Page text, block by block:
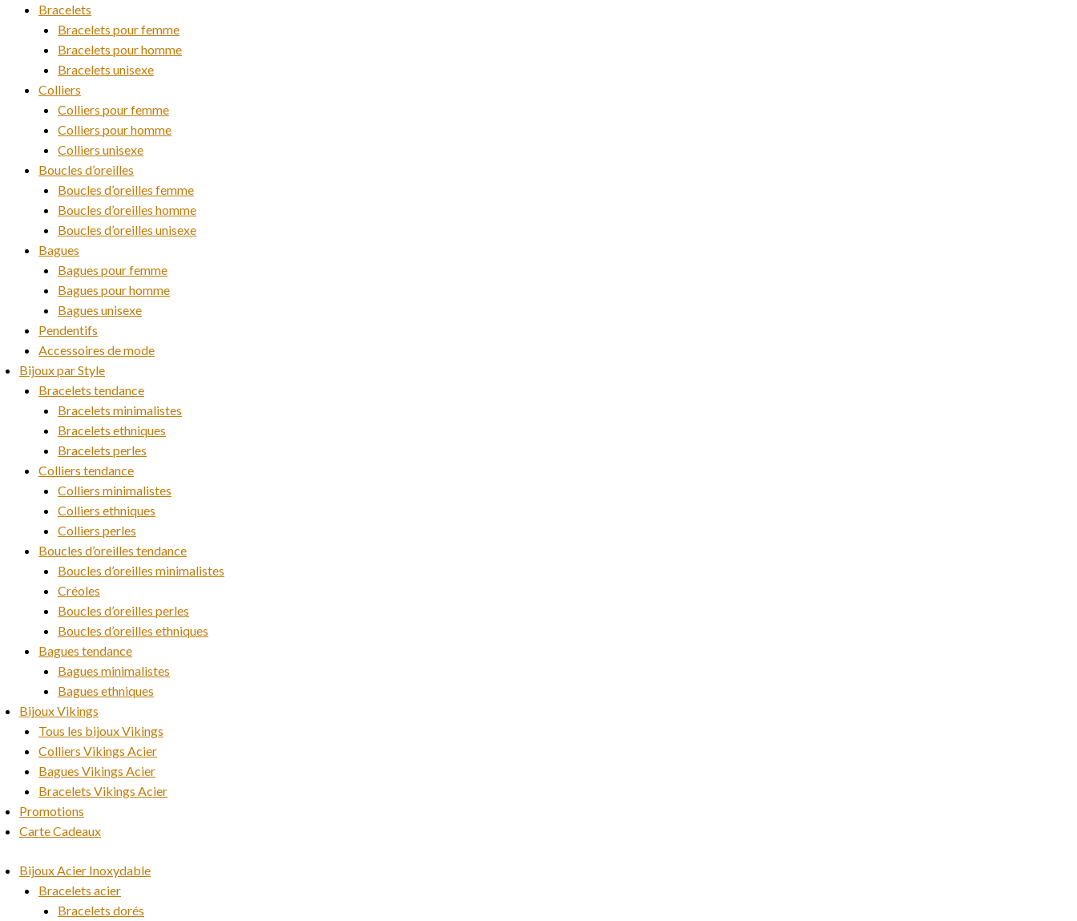
Bracelets
Bracelets pour femme
Bracelets pour homme
Bracelets unisexe
Colliers
Colliers pour femme
Colliers pour homme
Colliers unisexe
Boucles d’oreilles
Boucles d’oreilles femme
Boucles d’oreilles homme
Boucles d’oreilles unisexe
Bagues
Bagues pour femme
Bagues pour homme
Bagues unisexe
Pendentifs
Accessoires de mode
Bijoux par Style
Bracelets tendance
Bracelets minimalistes
Bracelets ethniques
Bracelets perles
Colliers tendance
Colliers minimalistes
Colliers ethniques
Colliers perles
Boucles d’oreilles tendance
Boucles d’oreilles minimalistes
Créoles
Boucles d’oreilles perles
Boucles d’oreilles ethniques
Bagues tendance
Bagues minimalistes
Bagues ethniques
Bijoux Vikings
Tous les bijoux Vikings
Colliers Vikings Acier
Bagues Vikings Acier
Bracelets Vikings Acier
Promotions
Carte Cadeaux
Bijoux Acier Inoxydable
Bracelets acier
Bracelets dorés